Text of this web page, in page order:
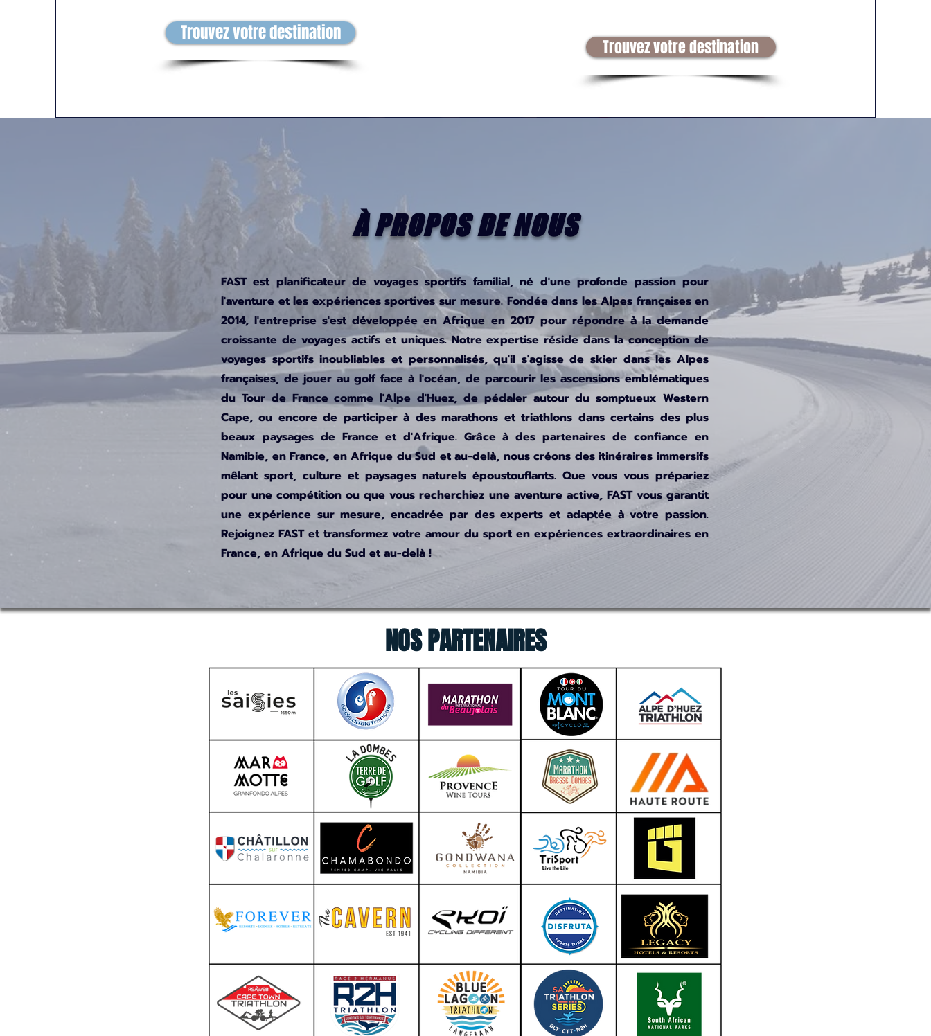
Trouvez votre destination
Trouvez votre destination
À PROPOS DE NOUS
FAST est planificateur de voyages sportifs familial, né d'une profonde passion pour
l'aventure et les expériences sportives sur mesure. Fondée dans les Alpes françaises en
2014, l'entreprise s'est développée en Afrique en 2017 pour répondre à la demande
croissante de voyages actifs et uniques. Notre expertise réside dans la conception de
voyages sportifs inoubliables et personnalisés, qu'il s'agisse de skier dans les Alpes
françaises, de jouer au golf face à l'océan, de parcourir les ascensions emblématiques
du Tour de France comme l'Alpe d'Huez, de pédaler autour du somptueux Western
Cape, ou encore de participer à des marathons et triathlons dans certains des plus
beaux paysages de France et d'Afrique. Grâce à des partenaires de confiance en
Namibie, en France, en Afrique du Sud et au-delà, nous créons des itinéraires immersifs
mêlant sport, culture et paysages naturels époustouflants. Que vous vous prépariez
pour une compétition ou que vous recherchiez une aventure active, FAST vous garantit
une expérience sur mesure, encadrée par des experts et adaptée à votre passion.
Rejoignez FAST et transformez votre amour du sport en expériences extraordinaires en
France, en Afrique du Sud et au-delà !
NOS PARTENAIRES